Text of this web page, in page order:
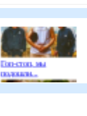
Гоп-стоп, мы
подошли...